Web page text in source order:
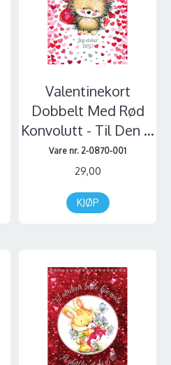
Valentinekort
Dobbelt Med Rød
Konvolutt - Til Den ...
Vare nr. 2-0870-001
29,00
KJØP